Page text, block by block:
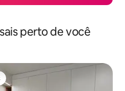
perto de você
dos hóspedes